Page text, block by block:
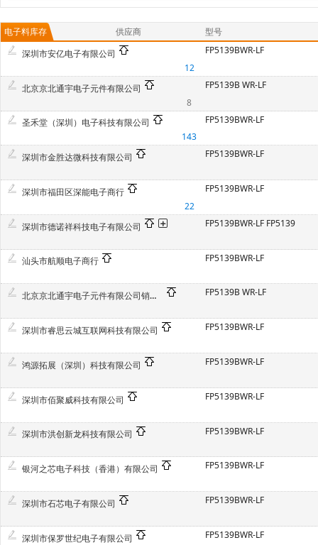
电子料库存 供应商
型号
深圳市安亿电子有限公司
12
FP5139BWR-LF
北京京北通宇电子元件有限公司
8
FP5139B WR-LF
圣禾堂（深圳）电子科技有限公司
143
FP5139BWR-LF
深圳市金胜达微科技有限公司 FP5139BWR-LF
深圳市福田区深能电子商行
22
FP5139BWR-LF
深圳市德诺祥科技电子有限公司 FP5139BWR-LF FP5139
汕头市航顺电子商行 FP5139BWR-LF
北京京北通宇电子元件有限公司销售一部 FP5139B WR-LF
深圳市睿思云城互联网科技有限公司 FP5139BWR-LF
鸿源拓展（深圳）科技有限公司 FP5139BWR-LF
深圳市佰聚威科技有限公司 FP5139BWR-LF
深圳市洪创新龙科技有限公司 FP5139BWR-LF
银河之芯电子科技（香港）有限公司 FP5139BWR-LF
深圳市石芯电子有限公司 FP5139BWR-LF
深圳市保罗世纪电子有限公司 FP5139BWR-LF